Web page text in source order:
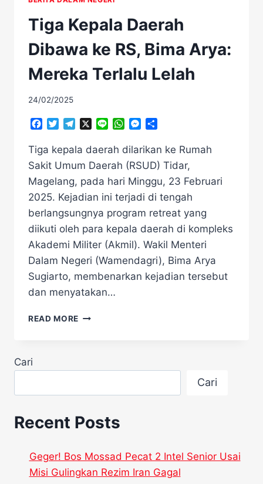
Tiga Kepala Daerah
Dibawa ke RS, Bima Arya:
Mereka Terlalu Lelah
24/02/2025
Facebook
TwitterTelegramLine WhatsAppMessenger
Tiga kepala daerah dilarikan ke Rumah
Sakit Umum Daerah (RSUD) Tidar,
Magelang, pada hari Minggu, 23 Februari
2025. Kejadian ini terjadi di tengah
berlangsungnya program retreat yang
diikuti oleh para kepala daerah di kompleks
Akademi Militer (Akmil). Wakil Menteri
Dalam Negeri (Wamendagri), Bima Arya
Sugiarto, membenarkan kejadian tersebut
dan menyatakan…
READ MORE TIGA
MEREKA
TERLALU
Cari
Cari
Recent Posts
Geger! Bos Mossad Pecat 2 Intel Senior Usai
Misi Gulingkan Rezim Iran Gagal